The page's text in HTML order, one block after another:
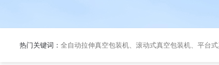
热门关键词： 全自动拉伸真空包装机、滚动式真空包装机、平台式真空包装机、大米定量